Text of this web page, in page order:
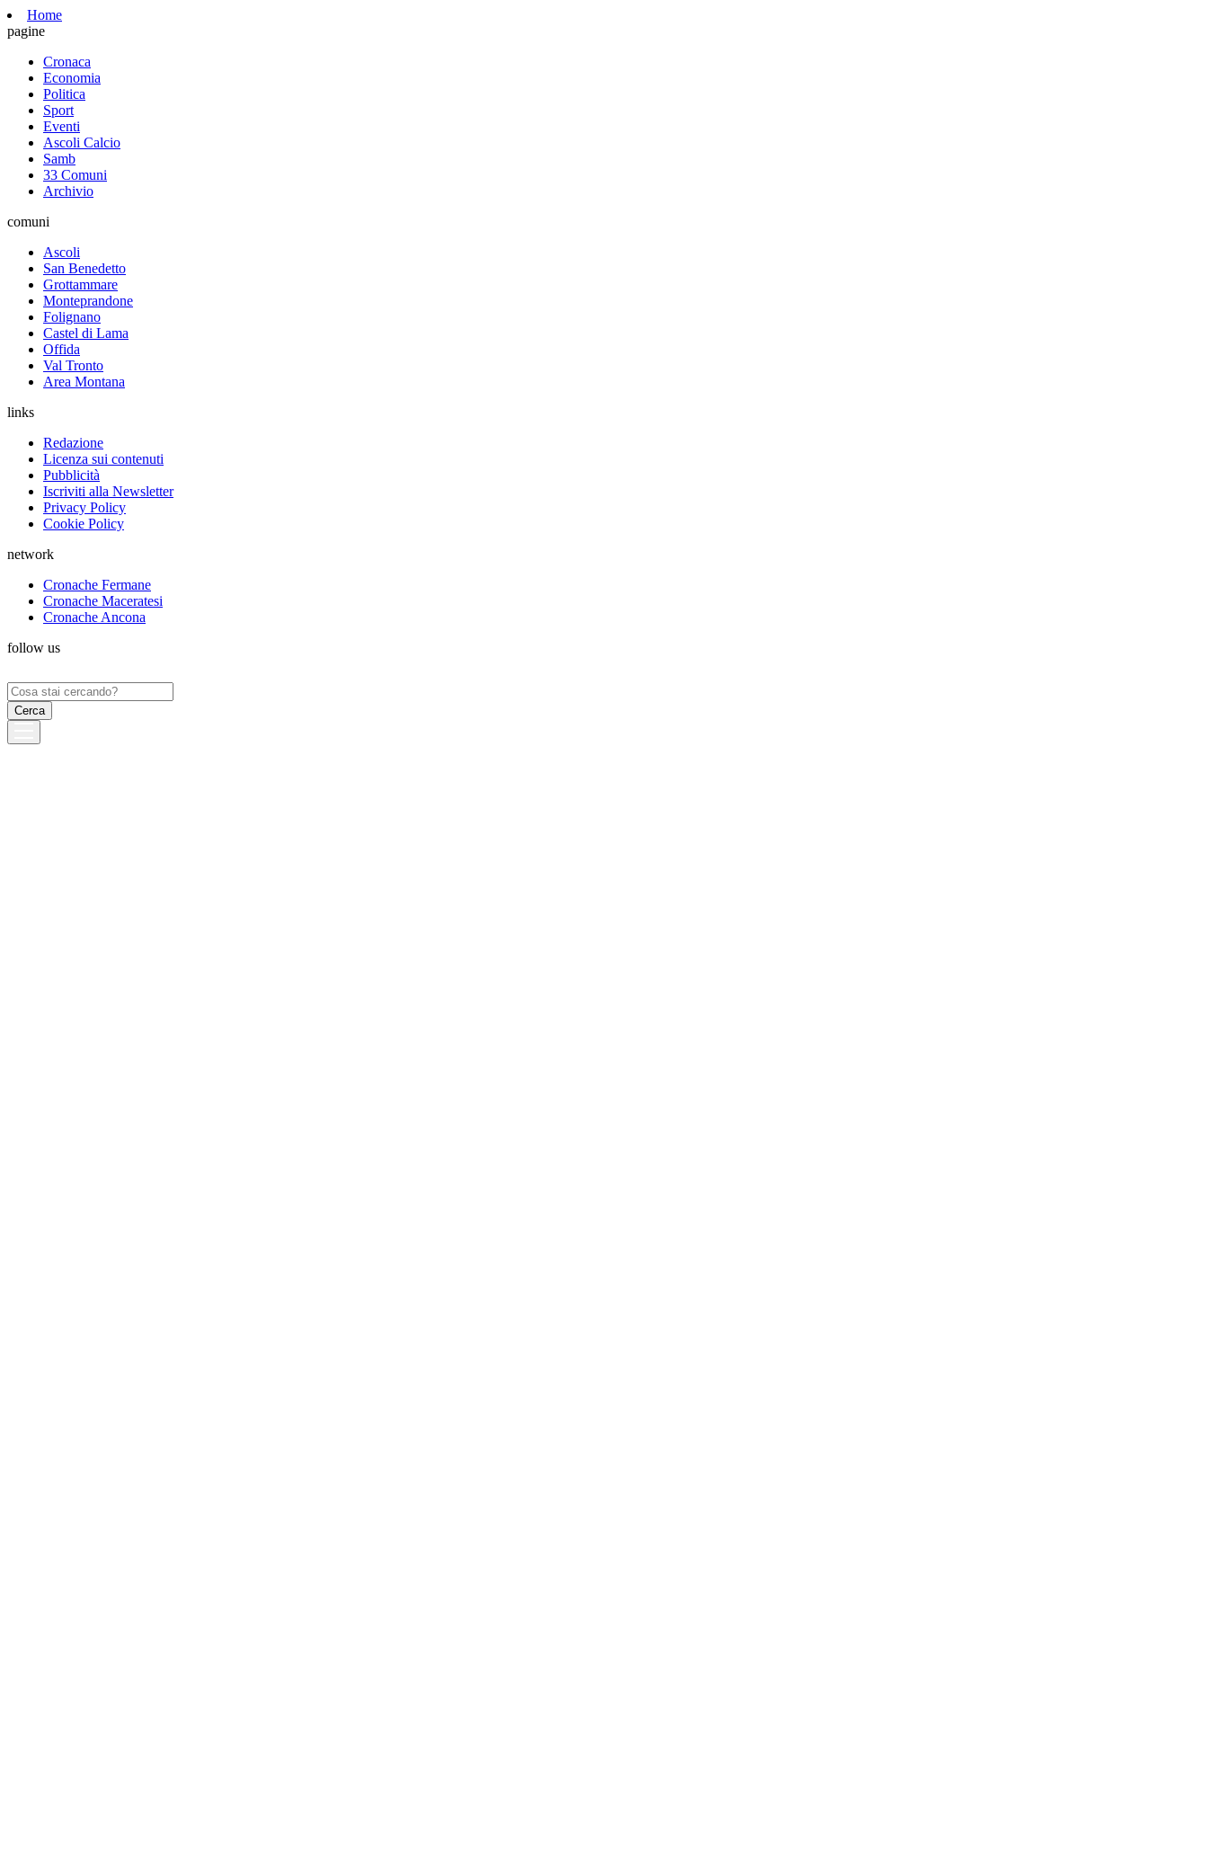
Home
pagine
Cronaca
Economia
Politica
Sport
Eventi
Ascoli Calcio
Samb
33 Comuni
Archivio
comuni
Ascoli
San Benedetto
Grottammare
Monteprandone
Folignano
Castel di Lama
Offida
Val Tronto
Area Montana
links
Redazione
Licenza sui contenuti
Pubblicità
Iscriviti alla Newsletter
Privacy Policy
Cookie Policy
network
Cronache Fermane
Cronache Maceratesi
Cronache Ancona
follow us
Ricerca
per: